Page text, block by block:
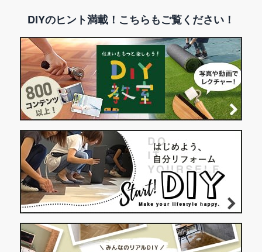
DIYのヒント満載！こちらもご覧ください！